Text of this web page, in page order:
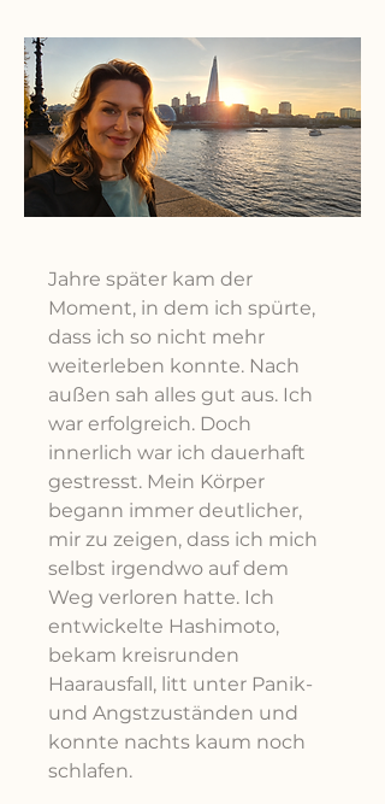
Jahre später kam der
Moment, in dem ich spürte,
dass ich so nicht mehr
weiterleben konnte. Nach
außen sah alles gut aus. Ich
war erfolgreich. Doch
innerlich war ich dauerhaft
gestresst. Mein Körper
begann immer deutlicher,
mir zu zeigen, dass ich mich
selbst irgendwo auf dem
Weg verloren hatte. Ich
entwickelte Hashimoto,
bekam kreisrunden
Haarausfall, litt unter Panik-
und Angstzuständen und
konnte nachts kaum noch
schlafen.